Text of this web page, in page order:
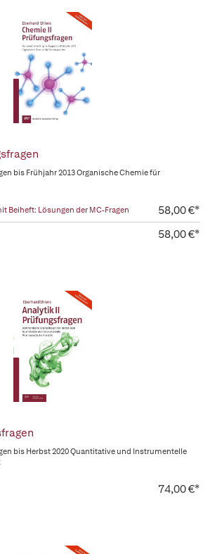
bis Frühjahr 2013 Organische Chemie für
Beiheft: Lösungen der MC-Fragen 58,00 €*
58,00 €*
bis Herbst 2020 Quantitative und Instrumentelle
74,00 €*